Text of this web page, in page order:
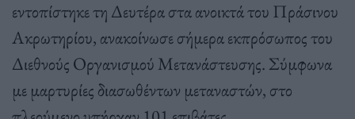
εντοπίστηκε τη Δευτέρα στα ανοικτά του Πράσινου
Ακρωτηρίου, ανακοίνωσε σήμερα εκπρόσωπος του
Διεθνούς Οργανισμού Μετανάστευσης. Σύμφωνα
με μαρτυρίες διασωθέντων μεταναστών, στο